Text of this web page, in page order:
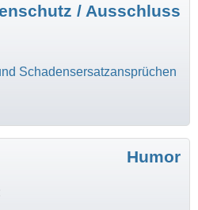
/ Ausschluss
Schadensersatzansprüchen
Humor